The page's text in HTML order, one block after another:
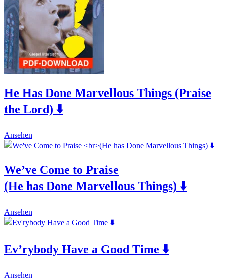
He Has Done Marvellous Things (Praise
the Lord) ⬇️
Ansehen
product
variants.
options
chosen
on
product
page
We’ve Come to Praise
(He has Done Marvellous Things) ⬇️
Ansehen
product
has
variants.
The
Ev’rybody Have a Good Time ⬇️
Ansehen